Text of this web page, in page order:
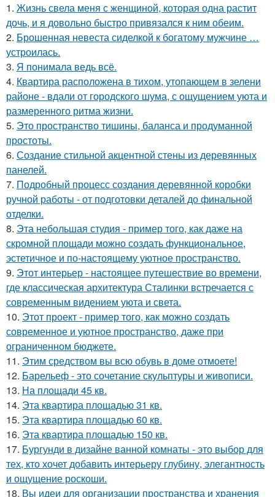
1. Жизнь свела меня с женщиной, которая одна растит
дочь, и я довольно быстро привязался к ним обеим.
2. Брошенная невеста сиделкой к богатому мужчине …
устроилась.
3. Я понимала ведь всё.
4. Квартира расположена в тихом, утопающем в зелени
районе - вдали от городского шума, с ощущением уюта и
размеренного ритма жизни.
5. Это пространство тишины, баланса и продуманной
простоты.
6. Создание стильной акцентной стены из деревянных
панелей.
7. Подробный процесс создания деревянной коробки
ручной работы - от подготовки деталей до финальной
отделки.
8. Эта небольшая студия - пример того, как даже на
скромной площади можно создать функциональное,
эстетичное и по-настоящему уютное пространство.
9. Этот интерьер - настоящее путешествие во времени,
где классическая архитектура Сталинки встречается с
современным видением уюта и света.
10. Этот проект - пример того, как можно создать
современное и уютное пространство, даже при
ограниченном бюджете.
11. Этим средством вы всю обувь в доме отмоете!
12. Барельеф - это сочетание скульптуры и живописи.
13. На площади 45 кв.
14. Эта квартира площадью 31 кв.
15. Эта квартира площадью 60 кв.
16. Эта квартира площадью 150 кв.
17. Бургунди в дизайне ванной комнаты - это выбор для
тех, кто хочет добавить интерьеру глубину, элегантность
и ощущение роскоши.
18. Вы идеи для организации пространства и хранения